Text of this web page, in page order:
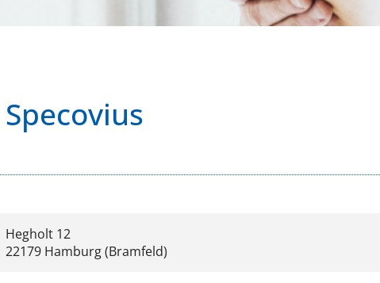
Hegholt 12
22179 Hamburg (Bramfeld)